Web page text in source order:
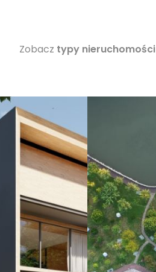
Zobacz typy nieruchomości